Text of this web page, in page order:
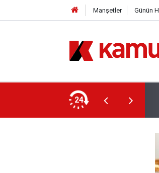
Manşetler Günün
24
İçin Ek Sınav Müjdesi